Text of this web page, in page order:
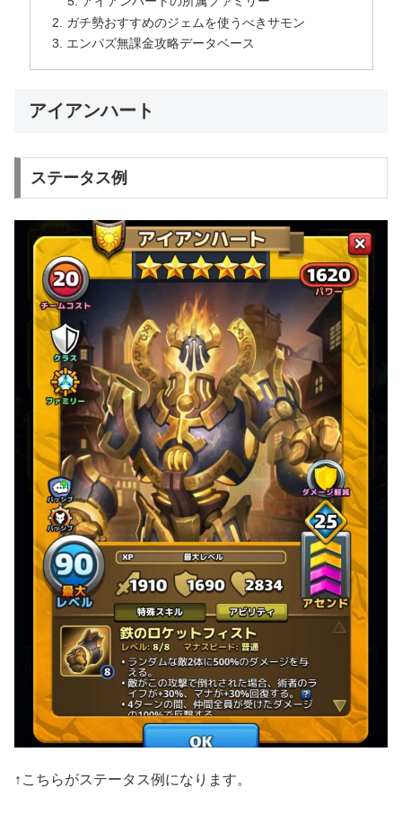
ガチ勢おすすめのジェムを使うべきサモン
エンパズ無課金攻略データベース
アイアンハート
ステータス例
↑こちらがステータス例になります。